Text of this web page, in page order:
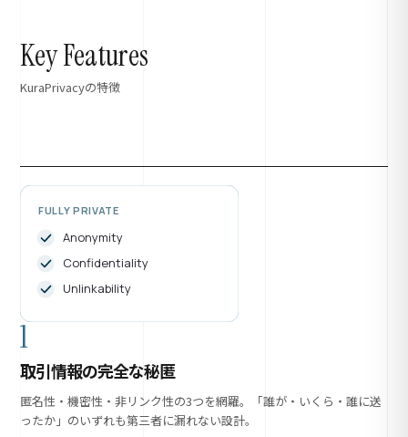
Key Features
KuraPrivacyの特徴
1
取引情報の完全な秘匿
匿名性・機密性・非リンク性の3つを網羅。「誰が・いくら・誰に送
ったか」のいずれも第三者に漏れない設計。
FULLY PRIVATE
Anonymity
Confidentiality
Unlinkability